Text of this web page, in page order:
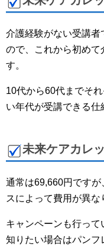
介護経験がない受講
ので、これから初め
す。
10代から60代までそ
い年代が受講できる仕
未来ケアカレ
通常は69,660円です
スによって費用が異な
キャンペーンも行っ
知りたい場合はパンフ